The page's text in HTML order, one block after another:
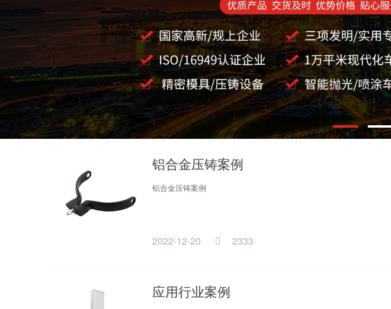
铝合金压铸案例
铝合金压铸案例
2022-12-20 2333
应用行业案例